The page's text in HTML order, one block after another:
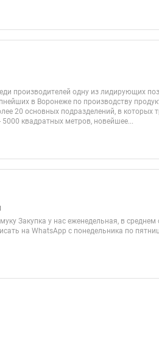
производителей одну из лидирующих
в Воронеже по производству
20 основных подразделений, в которых
квадратных метров, новейшее...
Закупка у нас еженедельная, в среднем
на WhatsApp c понедельника по